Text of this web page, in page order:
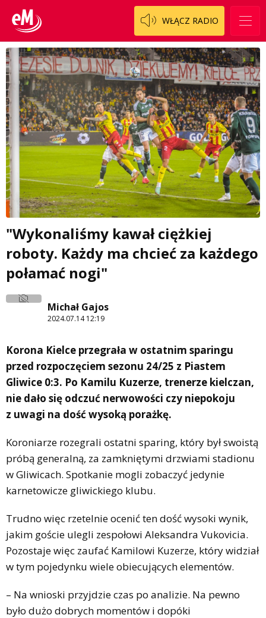
WŁĄCZ RADIO
"Wykonaliśmy kawał ciężkiej
roboty. Każdy ma chcieć za każdego
połamać nogi"
Michał Gajos
2024.07.14 12:19
Korona Kielce przegrała w ostatnim sparingu
przed rozpoczęciem sezonu 24/25 z Piastem
Gliwice 0:3. Po Kamilu Kuzerze, trenerze kielczan,
nie dało się odczuć nerwowości czy niepokoju
z uwagi na dość wysoką porażkę.
Koroniarze rozegrali ostatni sparing, który był swoistą
próbą generalną, za zamkniętymi drzwiami stadionu
w Gliwicach. Spotkanie mogli zobaczyć jedynie
karnetowicze gliwickiego klubu.
Trudno więc rzetelnie ocenić ten dość wysoki wynik,
jakim goście ulegli zespołowi Aleksandra Vukovicia.
Pozostaje więc zaufać Kamilowi Kuzerze, który widział
w tym pojedynku wiele obiecujących elementów.
– Na wnioski przyjdzie czas po analizie. Na pewno
było dużo dobrych momentów i dopóki